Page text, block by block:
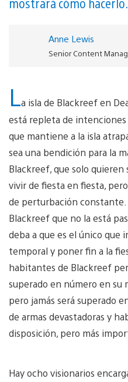
Anne Lewis
Senior Content
La isla de Blackreef en
está repleta de intenciones
que mantiene a la isla
sea una bendición para la
Blackreef, que solo
vivir de fiesta en fiesta,
de perturbación constante.
Blackreef que no la está
deba a que es el único
temporal y poner fin a la
habitantes de Blackreef
superado en número en su
pero jamás será superado
de armas devastadoras y
disposición, pero más
Hay ocho visionarios